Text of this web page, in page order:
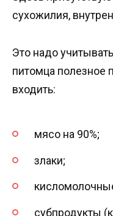
сухожилия,
Это надо
питомца полезное
входить:
мясо на 90%;
злаки;
субпродукты